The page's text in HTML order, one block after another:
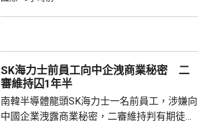
必須審查相關交易。報道指，烏克蘭將從土耳
其接收的武器，初始價值約為2...
SK海力士前員工向中企洩商業秘密 二
審維持囚1年半
南韓半導體龍頭SK海力士一名前員工，涉嫌向
中國企業洩露商業秘密，二審維持判有期徒刑